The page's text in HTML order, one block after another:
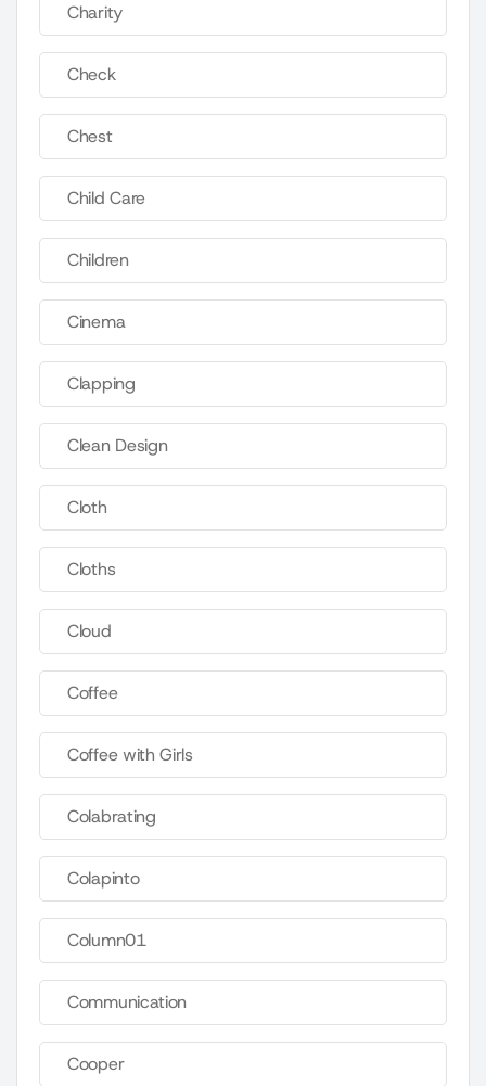
Charity
Check
Chest
Child Care
Children
Cinema
Clapping
Clean Design
Cloth
Cloths
Cloud
Coffee
Coffee with Girls
Colabrating
Colapinto
Column01
Communication
Cooper